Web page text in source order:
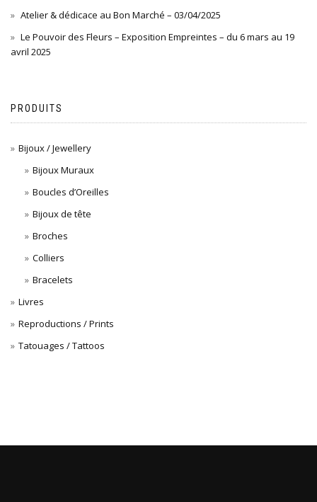
Atelier & dédicace au Bon Marché – 03/04/2025
Le Pouvoir des Fleurs – Exposition Empreintes – du 6 mars au 19
avril 2025
PRODUITS
Bijoux / Jewellery
Bijoux Muraux
Boucles d’Oreilles
Bijoux de tête
Broches
Colliers
Bracelets
Livres
Reproductions / Prints
Tatouages / Tattoos